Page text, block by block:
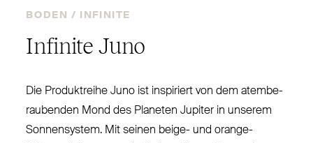
BODEN / INFINITE
Infinite Juno
Die Pro­duktreihe Juno ist inspiriert von dem atem­be­
raubenden Mond des Planeten Jupiter in unserem
Son­nensystem. Mit seinen beige- und oran­ge­